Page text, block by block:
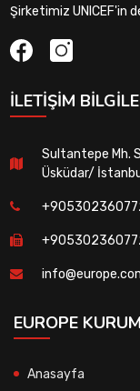
Şirketimiz UNICEF'in
İLETIŞIM
Sultantepe Mh.
Üsküdar/
EUROPE
Anasayfa